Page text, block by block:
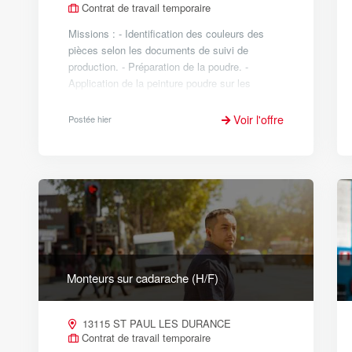
Contrat de travail temporaire
Missions : - Identification des couleurs des
pièces selon les documents de suivi de
production. - Préparation de la poudre. -
Application de la peinture poudre sur les
primes e...
Postée hier Voir l'offre
Monteurs sur cadarache (H/F)
13115 ST PAUL LES DURANCE
Contrat de travail temporaire